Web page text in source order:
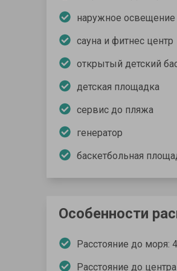
наружное освещение
сауна и фитнес центр
открытый детский
детская площадка
cервис до пляжа
генератор
баскетбольная
Особенности
Расстояние до моря:
Расстояние до